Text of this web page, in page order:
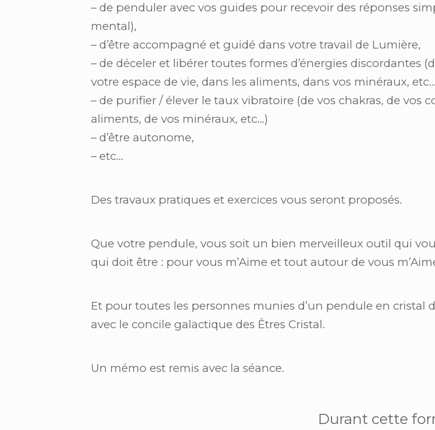
– de penduler avec vos guides pour recevoir des réponses
mental),
– d’être accompagné et guidé dans votre travail de Lumière,
– de déceler et libérer toutes formes d’énergies discordantes
votre espace de vie, dans les aliments, dans vos minéraux,
– de purifier / élever le taux vibratoire (de vos chakras, de vos
aliments, de vos minéraux, etc…)
– d’être autonome,
– etc…
Des travaux pratiques et exercices vous seront proposés.
Que votre pendule, vous soit un bien merveilleux outil qui
qui doit être : pour vous m’Aime et tout autour de vous
Et pour toutes les personnes munies d’un pendule en
avec le concile galactique des Êtres Cristal.
Un mémo est remis avec la séance.
Durant cette